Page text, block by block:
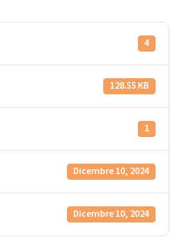
4
128.55 KB
1
Dicembre 10, 2024
Dicembre 10, 2024